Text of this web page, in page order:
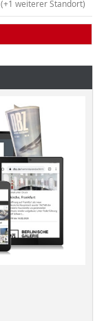
weiterer Standort)